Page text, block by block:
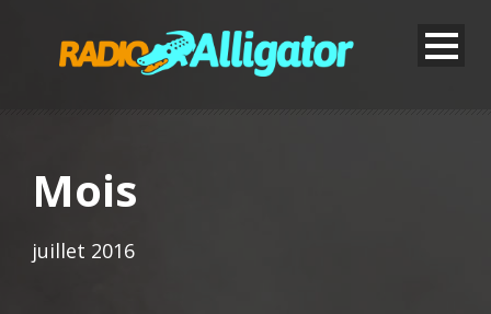
Mois
juillet 2016